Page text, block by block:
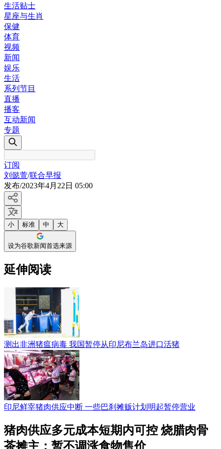
生活贴士
星座与生肖
保健
体育
视频
新闻
娱乐
生活
系列节目
直播
播客
互动新闻
专题
订阅
刘懿萱/联合早报
发布/2023年4月22日 05:00
小 标准 中 大
设为谷歌新闻首选来源
延伸阅读
测出非洲猪瘟病毒 我国暂停从印尼布兰岛进口活猪
印尼鲜宰猪肉供应中断 一些巴刹摊贩计划明起暂停营业
猪肉供应多元成本短期内可控 烧腊肉骨
茶摊主：暂不调涨食物售价